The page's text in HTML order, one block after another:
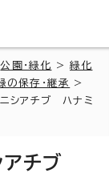
公園・緑化 >緑化
の保存・継承
>
シアチブ ハナミ
アチブ